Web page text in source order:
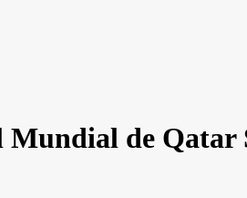
Mundial de Qatar